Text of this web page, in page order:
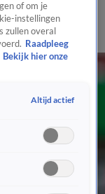
ShopUitzending
of om je
instellingen
zullen overal
Raadpleeg
Bekijk hier onze
Altijd actief